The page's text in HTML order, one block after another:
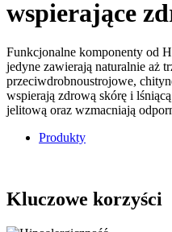
wspierające
Funkcjonalne komponenty od
jedyne zawierają naturalnie aż
przeciwdrobnoustrojowe,
wspierają zdrową skórę i
jelitową oraz wzmacniają
Produkty
Kluczowe korzyści